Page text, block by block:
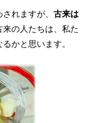
れますが、 古来は
の人たちは、私た
かと思います。